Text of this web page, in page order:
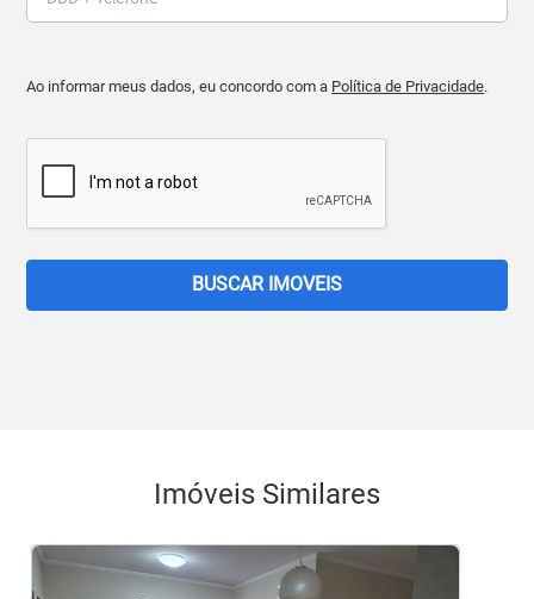
Ao informar meus dados, eu concordo com a Política de Privacidade.
BUSCAR IMOVEIS
Imóveis Similares